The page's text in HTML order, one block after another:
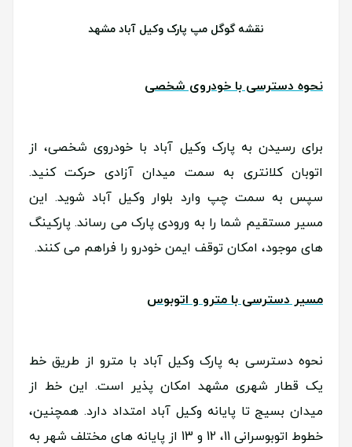
نقشه گوگل مپ پارک وکیل آباد مشهد
نحوه دسترسی با خودروی شخصی
برای رسیدن به پارک وکیل آباد با خودروی شخصی، از
اتوبان کلانتری به سمت میدان آزادی حرکت کنید.
سپس به سمت چپ وارد بلوار وکیل آباد شوید. این
مسیر مستقیم شما را به ورودی پارک می رساند. پارکینگ
های موجود، امکان توقف ایمن خودرو را فراهم می کنند.
مسیر دسترسی با مترو و اتوبوس
نحوه دسترسی به پارک وکیل آباد با مترو از طریق خط
یک قطار شهری مشهد امکان پذیر است. این خط از
میدان بسیج تا پایانه وکیل آباد امتداد دارد. همچنین،
خطوط اتوبوسرانی 11، 12 و 13 از پایانه های مختلف شهر به